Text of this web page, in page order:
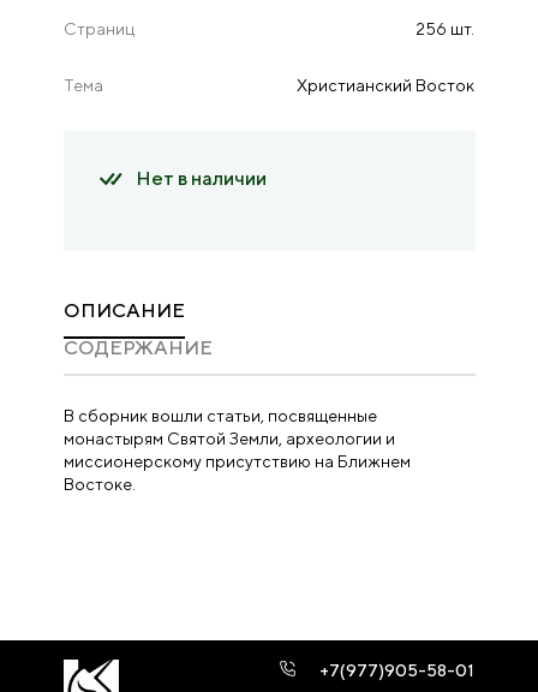
Страниц 256 шт.
Тема Христианский Восток
Нет в наличии
ОПИСАНИЕ
CОДЕРЖАНИЕ
В сборник вошли статьи, посвященные
монастырям Святой Земли, археологии и
миссионерскому присутствию на Ближнем
Востоке.
+7(977)905-58-01